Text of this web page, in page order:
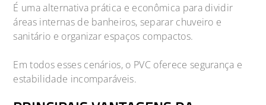
É uma alternativa prática e econômica para dividir
áreas internas de banheiros, separar chuveiro e
sanitário e organizar espaços compactos.
Em todos esses cenários, o PVC oferece segurança e
estabilidade incomparáveis.